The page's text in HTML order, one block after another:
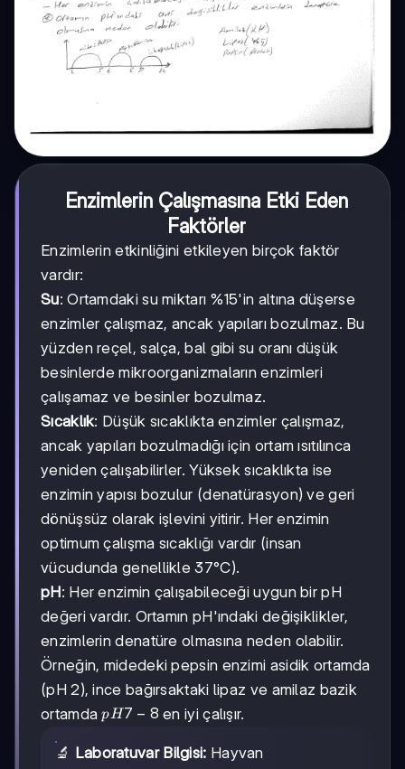
Enzimlerin Çalışmasına Etki Eden
Faktörler
Enzimlerin etkinliğini etkileyen birçok faktör
vardır:
Su: Ortamdaki su miktarı %15'in altına düşerse
enzimler çalışmaz, ancak yapıları bozulmaz. Bu
yüzden reçel, salça, bal gibi su oranı düşük
besinlerde mikroorganizmaların enzimleri
çalışamaz ve besinler bozulmaz.
Sıcaklık: Düşük sıcaklıkta enzimler çalışmaz,
ancak yapıları bozulmadığı için ortam ısıtılınca
yeniden çalışabilirler. Yüksek sıcaklıkta ise
enzimin yapısı bozulur (denatürasyon) ve geri
dönüşsüz olarak işlevini yitirir. Her enzimin
optimum çalışma sıcaklığı vardır (insan
vücudunda genellikle 37°C).
pH: Her enzimin çalışabileceği uygun bir pH
değeri vardır. Ortamın pH'ındaki değişiklikler,
enzimlerin denatüre olmasına neden olabilir.
Örneğin, midedeki pepsin enzimi asidik ortamda
(pH 2), ince bağırsaktaki lipaz ve amilaz bazik
ortamdapH
8
pH7 − 8 en iyi çalışır.
🔬 Laboratuvar Bilgisi: Hayvan